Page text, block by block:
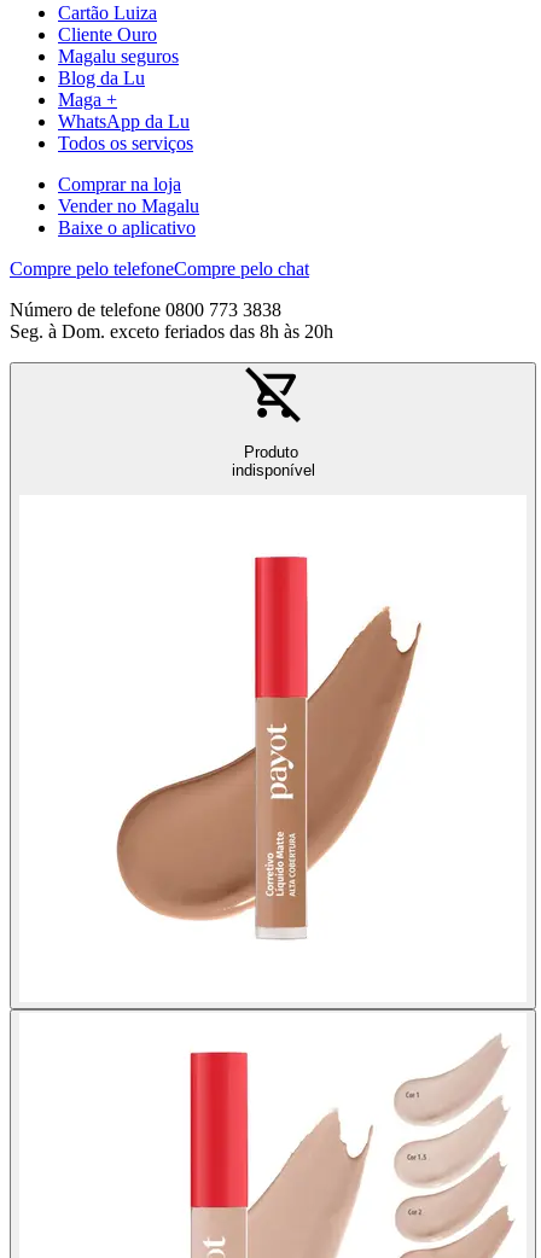
Cartão Luiza
Cliente Ouro
Magalu seguros
Blog da Lu
Maga +
WhatsApp da Lu
Todos os serviços
Comprar na loja
Vender no Magalu
Baixe o aplicativo
Compre pelo telefoneCompre pelo chat
Número de telefone 0800 773 3838
Seg. à Dom. exceto feriados das 8h às 20h
Produto
indisponível